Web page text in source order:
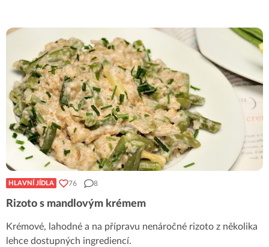
HLAVNÍ JÍDLA 76 8
Rizoto s mandlovým krémem
Krémové, lahodné a na přípravu nenáročné rizoto z několika
lehce dostupných ingrediencí.